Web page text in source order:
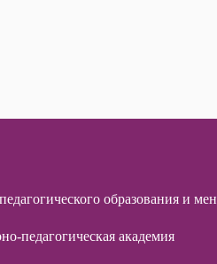
образования и
педагогическая академия